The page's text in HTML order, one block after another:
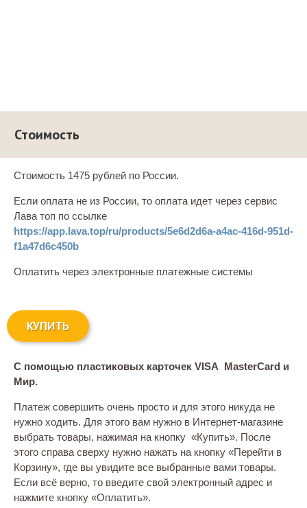
Стоимость
Стоимость 1475 рублей по России.
Если оплата не из России, то оплата идет через сервис
Лава топ по ссылке
https://app.lava.top/ru/products/5e6d2d6a-a4ac-416d-951d-
f1a47d6c450b
Оплатить через электронные платежные системы
КУПИТЬ
С помощью пластиковых карточек VISA MasterCard и
Мир.
Платеж совершить очень просто и для этого никуда не
нужно ходить. Для этого вам нужно в Интернет-магазине
выбрать товары, нажимая на кнопку «Купить». После
этого справа сверху нужно нажать на кнопку «Перейти в
Корзину», где вы увидите все выбранные вами товары.
Если всё верно, то введите свой электронный адрес и
нажмите кнопку «Оплатить».